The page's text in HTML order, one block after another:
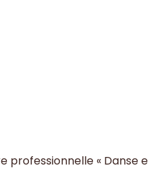
professionnelle « Danse